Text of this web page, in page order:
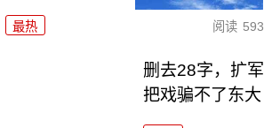
最热 阅读
删去28字，扩
把戏骗不了东大